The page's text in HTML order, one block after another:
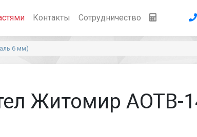
Контакты Сотрудничество
6 мм)
Житомир АОТВ-